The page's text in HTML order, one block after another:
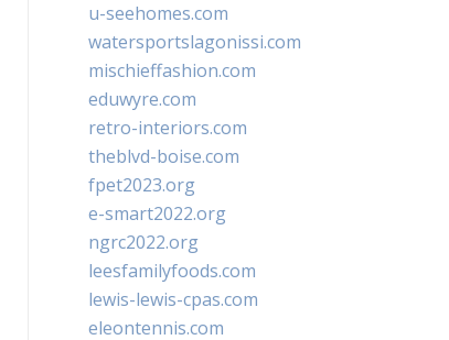
u-seehomes.com
watersportslagonissi.com
mischieffashion.com
eduwyre.com
retro-interiors.com
theblvd-boise.com
fpet2023.org
e-smart2022.org
ngrc2022.org
leesfamilyfoods.com
lewis-lewis-cpas.com
eleontennis.com